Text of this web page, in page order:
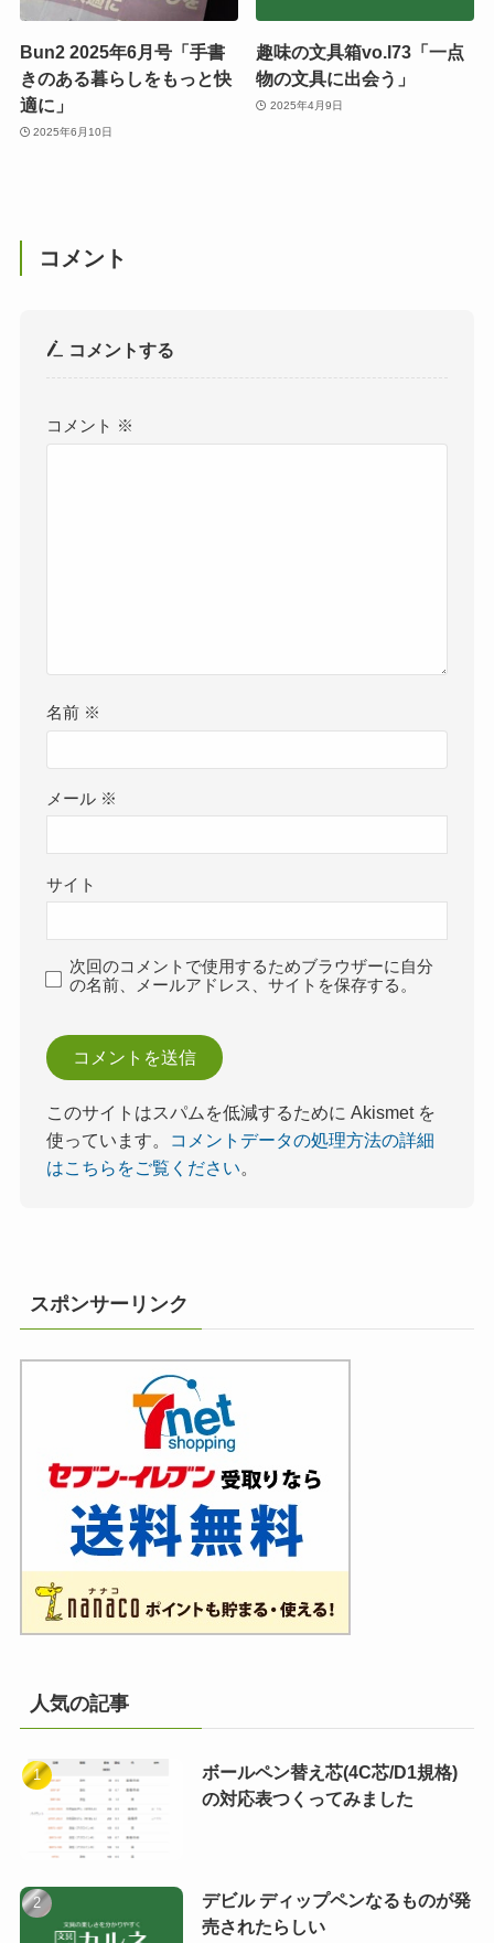
Bun2 2025年6月号「手書
きのある暮らしをもっと快
適に」
2025年6月10日
趣味の文具箱vo.l73「一点
物の文具に出会う」
2025年4月9日
コメント
コメントする
コメント ※
名前 ※
メール ※
サイト
次回のコメントで使用するためブラウザーに自分
の名前、メールアドレス、サイトを保存する。
このサイトはスパムを低減するために Akismet を
使っています。
コメントデータの処理方法の詳細
はこちらをご覧ください
スポンサーリンク
人気の記事
ボールペン替え芯(4C芯/D1規格)
の対応表つくってみました
デビル ディップペンなるものが発
売されたらしい